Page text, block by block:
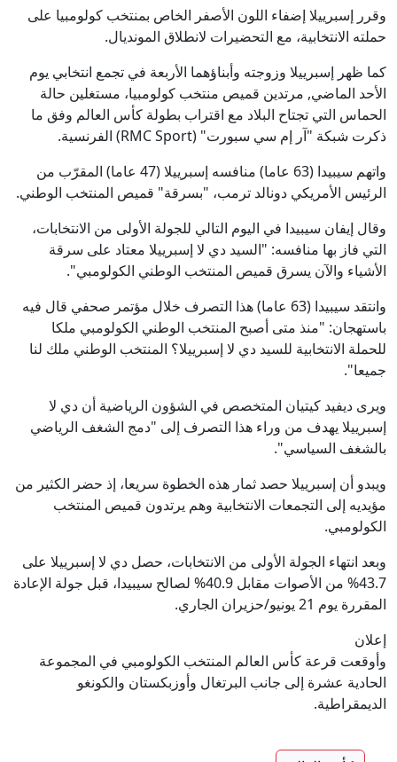
وقرر إسبرييلا إضفاء اللون الأصفر الخاص بمنتخب كولومبيا على
حملته الانتخابية، مع التحضيرات لانطلاق المونديال.
كما ظهر إسبرييلا وزوجته وأبناؤهما الأربعة في تجمع انتخابي يوم
الأحد الماضي, مرتدين قميص منتخب كولومبيا، مستغلين حالة
الحماس التي تجتاح البلاد مع اقتراب بطولة كأس العالم وفق ما
ذكرت شبكة "آر إم سي سبورت" (RMC Sport) الفرنسية.
واتهم سيبيدا (63 عاما) منافسه إسبرييلا (47 عاما) المقرّب من
الرئيس الأمريكي دونالد ترمب، "بسرقة" قميص المنتخب الوطني.
وقال إيفان سيبيدا في اليوم التالي للجولة الأولى من الانتخابات،
التي فاز بها منافسه: "السيد دي لا إسبرييلا معتاد على سرقة
الأشياء والآن يسرق قميص المنتخب الوطني الكولومبي".
وانتقد سيبيدا (63 عاما) هذا التصرف خلال مؤتمر صحفي قال فيه
باستهجان: "منذ متى أصبح المنتخب الوطني الكولومبي ملكا
للحملة الانتخابية للسيد دي لا إسبرييلا؟ المنتخب الوطني ملك لنا
جميعا".
ويرى ديفيد كيتيان المتخصص في الشؤون الرياضية أن دي لا
إسبرييلا يهدف من وراء هذا التصرف إلى "دمج الشغف الرياضي
بالشغف السياسي".
ويبدو أن إسبرييلا حصد ثمار هذه الخطوة سريعا، إذ حضر الكثير من
مؤيديه إلى التجمعات الانتخابية وهم يرتدون قميص المنتخب
الكولومبي.
وبعد انتهاء الجولة الأولى من الانتخابات، حصل دي لا إسبرييلا على
43.7% من الأصوات مقابل 40.9% لصالح سيبيدا، قبل جولة الإعادة
المقررة يوم 21 يونيو/حزيران الجاري.
إعلان
وأوقعت قرعة كأس العالم المنتخب الكولومبي في المجموعة
الحادية عشرة إلى جانب البرتغال وأوزبكستان والكونغو
الديمقراطية.